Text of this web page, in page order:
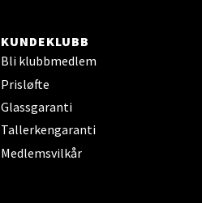
KUNDEKLUBB
Bli klubbmedlem
Prisløfte
Glassgaranti
Tallerkengaranti
Medlemsvilkår
Velg